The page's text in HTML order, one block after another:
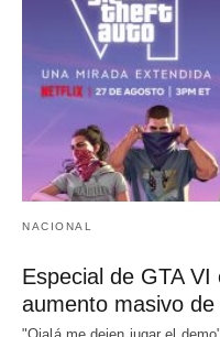
NACIONAL
Especial de GTA
aumento masivo